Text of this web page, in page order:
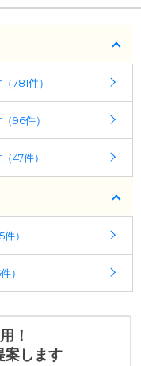
781件）
96件）
47件）
）
）
！
案します